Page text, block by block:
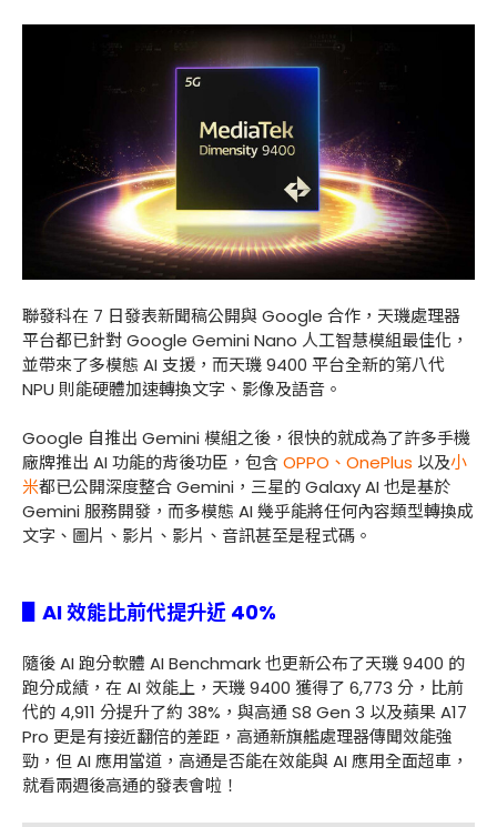
聯發科在 7 日發表新聞稿公開與 Google 合作，天璣處理器
平台都已針對 Google Gemini Nano 人工智慧模組最佳化，
並帶來了多模態 AI 支援，而天璣 9400 平台全新的第八代
NPU 則能硬體加速轉換文字、影像及語音。
Google 自推出 Gemini 模組之後，很快的就成為了許多手機
廠牌推出 AI 功能的背後功臣，包含 OPPO、OnePlus 以及小
米都已公開深度整合 Gemini，三星的 Galaxy AI 也是基於
Gemini 服務開發，而多模態 AI 幾乎能將任何內容類型轉換成
文字、圖片、影片、影片、音訊甚至是程式碼。
▋AI 效能比前代提升近 40%
隨後 AI 跑分軟體 AI Benchmark 也更新公布了天璣 9400 的
跑分成績，在 AI 效能上，天璣 9400 獲得了 6,773 分，比前
代的 4,911 分提升了約 38%，與高通 S8 Gen 3 以及蘋果 A17
Pro 更是有接近翻倍的差距，高通新旗艦處理器傳聞效能強
勁，但 AI 應用當道，高通是否能在效能與 AI 應用全面超車，
就看兩週後高通的發表會啦！